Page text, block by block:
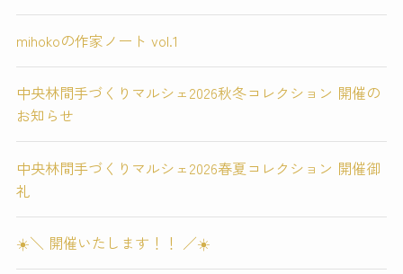
mihokoの作家ノート vol.1
中央林間手づくりマルシェ2026秋冬コレクション 開催の
お知らせ
中央林間手づくりマルシェ2026春夏コレクション 開催御
礼
☀️＼ 開催いたします！！ ／☀️